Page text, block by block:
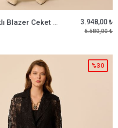
Cep Kapaklı Blazer Ceket Yeşil 3.948,00 ₺
6.580,00 ₺
%30